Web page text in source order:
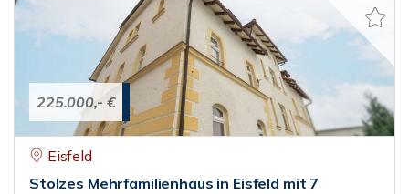
225.000,- €
Eisfeld
Stolzes Mehrfamilienhaus in Eisfeld mit 7